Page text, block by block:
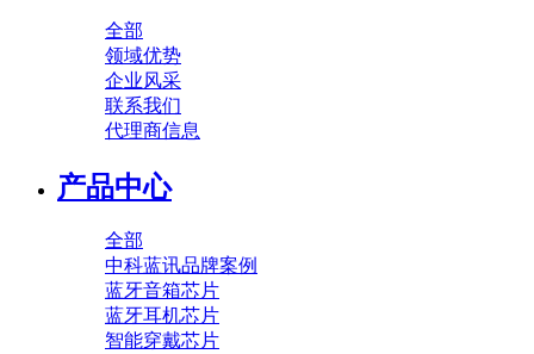
全部
领域优势
企业风采
联系我们
代理商信息
产品中心
全部
中科蓝讯品牌案例
蓝牙音箱芯片
蓝牙耳机芯片
智能穿戴芯片